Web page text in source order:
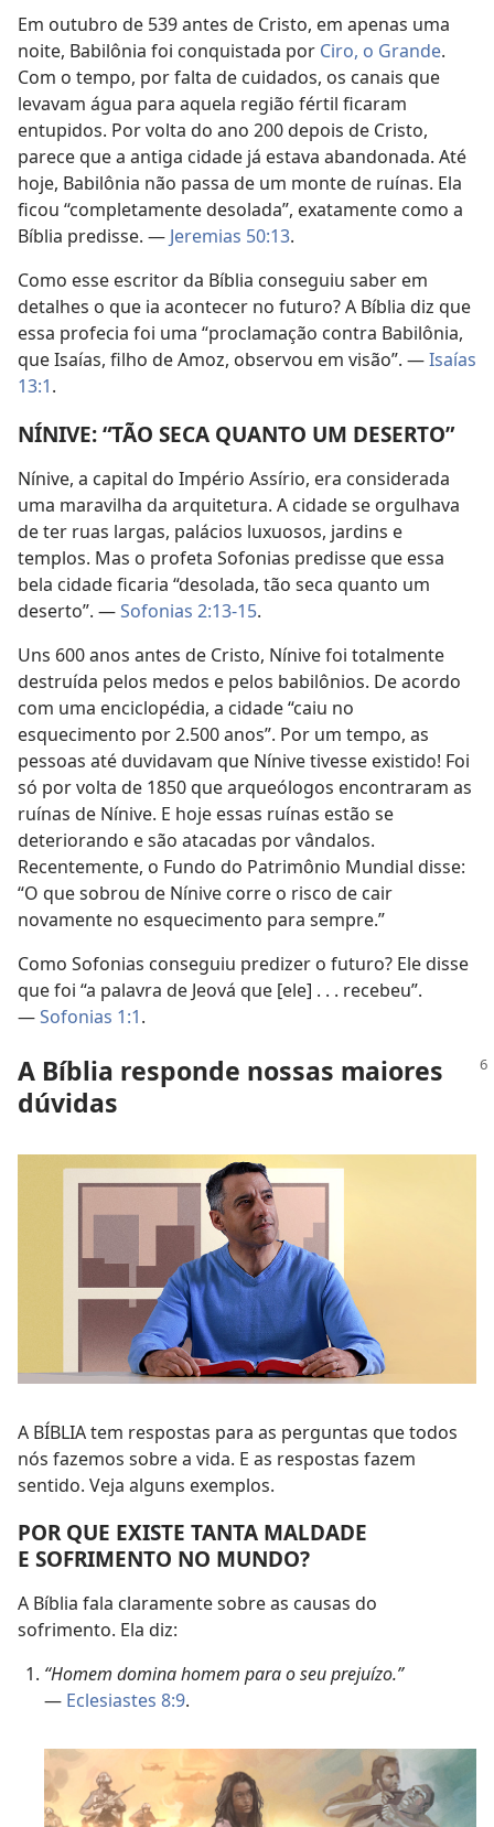
Em outubro de 539 antes de Cristo, em apenas uma
noite, Babilônia foi conquistada por Ciro, o Grande.
Com o tempo, por falta de cuidados, os canais que
levavam água para aquela região fértil ficaram
entupidos. Por volta do ano 200 depois de Cristo,
parece que a antiga cidade já estava abandonada. Até
hoje, Babilônia não passa de um monte de ruínas. Ela
ficou “completamente desolada”, exatamente como a
Bíblia predisse. — Jeremias 50:13.
Como esse escritor da Bíblia conseguiu saber em
detalhes o que ia acontecer no futuro? A Bíblia diz que
essa profecia foi uma “proclamação contra Babilônia,
que Isaías, filho de Amoz, observou em visão”. —Isaías
13:1.
NÍNIVE: “TÃO SECA QUANTO UM DESERTO”
Nínive, a capital do Império Assírio, era considerada
uma maravilha da arquitetura. A cidade se orgulhava
de ter ruas largas, palácios luxuosos, jardins e
templos. Mas o profeta Sofonias predisse que essa
bela cidade ficaria “desolada, tão seca quanto um
deserto”. —Sofonias 2:13-15.
Uns 600 anos antes de Cristo, Nínive foi totalmente
destruída pelos medos e pelos babilônios. De acordo
com uma enciclopédia, a cidade “caiu no
esquecimento por 2.500 anos”. Por um tempo, as
pessoas até duvidavam que Nínive tivesse existido! Foi
só por volta de 1850 que arqueólogos encontraram as
ruínas de Nínive. E hoje essas ruínas estão se
deteriorando e são atacadas por vândalos.
Recentemente, o Fundo do Patrimônio Mundial disse:
“O que sobrou de Nínive corre o risco de cair
novamente no esquecimento para sempre.”
Como Sofonias conseguiu predizer o futuro? Ele disse
que foi “a palavra de Jeová que [ele] . . . recebeu”.
—Sofonias 1:1.
A Bíblia responde nossas maiores
dúvidas
A BÍBLIA tem respostas para as perguntas que todos
nós fazemos sobre a vida. E as respostas fazem
sentido. Veja alguns exemplos.
POR QUE EXISTE TANTA MALDADE
E SOFRIMENTO NO MUNDO?
A Bíblia fala claramente sobre as causas do
sofrimento. Ela diz:
“Homem domina homem para o seu prejuízo.”
— Eclesiastes 8:9.